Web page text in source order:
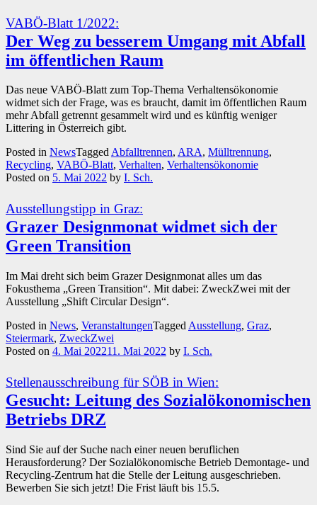
VABÖ-Blatt 1/2022:
Der Weg zu besserem Umgang mit Abfall
im öffentlichen Raum
Das neue VABÖ-Blatt zum Top-Thema Verhaltensökonomie
widmet sich der Frage, was es braucht, damit im öffentlichen Raum
mehr Abfall getrennt gesammelt wird und es künftig weniger
Littering in Österreich gibt.
Posted in NewsTaggedAbfalltrennen, ARA, Mülltrennung,
Recycling, VABÖ-Blatt, Verhalten, Verhaltensökonomie
Posted on 5. Mai 2022 by I. Sch.
Ausstellungstipp in Graz:
Grazer Designmonat widmet sich der
Green Transition
Im Mai dreht sich beim Grazer Designmonat alles um das
Fokusthema „Green Transition“. Mit dabei: ZweckZwei mit der
Ausstellung „Shift Circular Design“.
Posted in News, VeranstaltungenTagged Ausstellung, Graz,
Steiermark, ZweckZwei
Posted on 4. Mai 202211. Mai 2022 by I. Sch.
Stellenausschreibung für SÖB in Wien:
Gesucht: Leitung des Sozialökonomischen
Betriebs DRZ
Sind Sie auf der Suche nach einer neuen beruflichen
Herausforderung? Der Sozialökonomische Betrieb Demontage- und
Recycling-Zentrum hat die Stelle der Leitung ausgeschrieben.
Bewerben Sie sich jetzt! Die Frist läuft bis 15.5.